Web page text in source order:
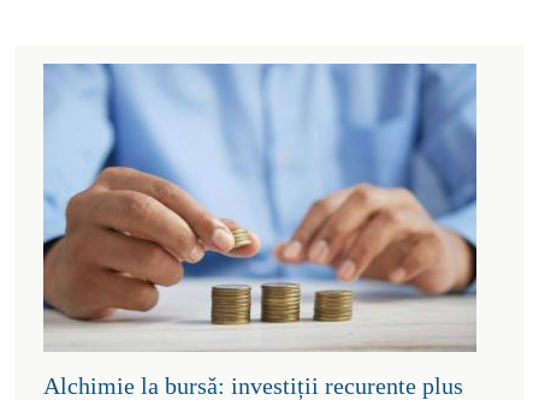
Alchimie la bursă: investiții recurente plus